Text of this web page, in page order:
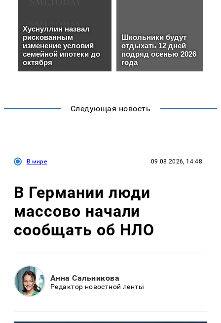
Следующая новость
В мире 09.08.2026, 14:48
В Германии люди
массово начали
сообщать об НЛО
Анна Сальникова
Редактор новостной ленты